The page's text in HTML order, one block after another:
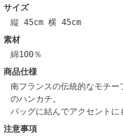
サイズ
縦 45cm 横 45cm
素材
綿100％
商品仕様
南フランスの伝統的なモチー
のハンカチ。
バッグに結んでアクセントに
注意事項